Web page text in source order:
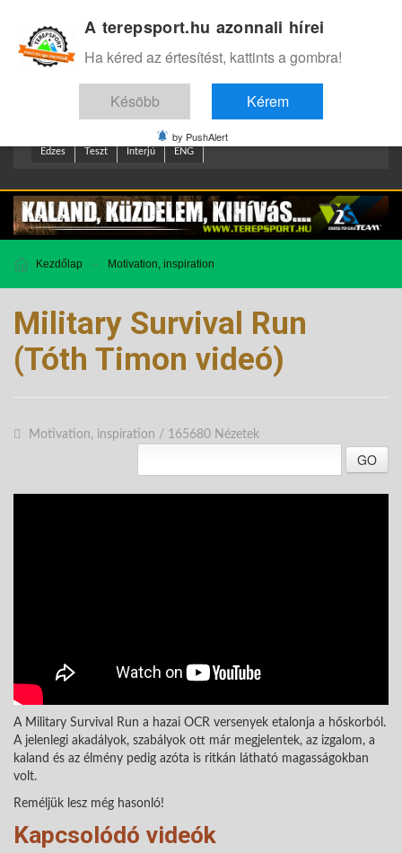
Edzes Teszt Interjú ENG
Kezdőlap Motivation, inspiration
Military Survival Run
(Tóth Timon videó)
Motivation, inspiration / 165680 Nézetek
GO
A Military Survival Run a hazai OCR versenyek etalonja a hőskorból.
A jelenlegi akadályok, szabályok ott már megjelentek, az izgalom, a
kaland és az élmény pedig azóta is ritkán látható magasságokban
volt.
Reméljük lesz még hasonló!
Kapcsolódó videók
A terepsport.hu azonnali hírei
Ha kéred az értesítést, kattints a gombra!
Késöbb Kérem
by PushAlert